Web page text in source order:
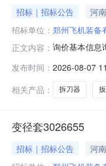
招标｜招标公告 河
招标单位： 郑州飞机装备
正文内容： 询价基本信息
账180天后支
式交货日期/
发布时间： 2026-08-07
相关产品：
拆刀器
变径套3026655
招标｜招标公告 河